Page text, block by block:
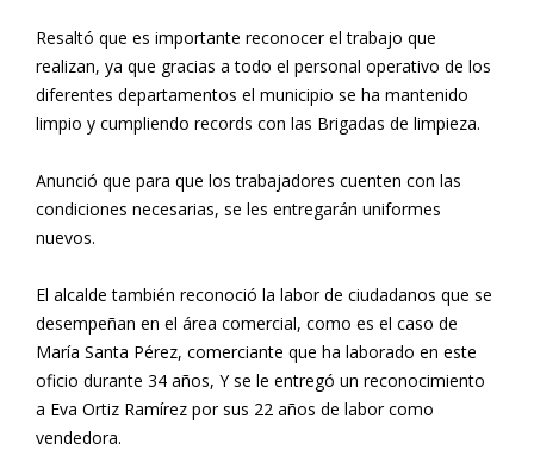
Resaltó que es importante reconocer el trabajo que
realizan, ya que gracias a todo el personal operativo de los
diferentes departamentos el municipio se ha mantenido
limpio y cumpliendo records con las Brigadas de limpieza.
Anunció que para que los trabajadores cuenten con las
condiciones necesarias, se les entregarán uniformes
nuevos.
El alcalde también reconoció la labor de ciudadanos que se
desempeñan en el área comercial, como es el caso de
María Santa Pérez, comerciante que ha laborado en este
oficio durante 34 años, Y se le entregó un reconocimiento
a Eva Ortiz Ramírez por sus 22 años de labor como
vendedora.